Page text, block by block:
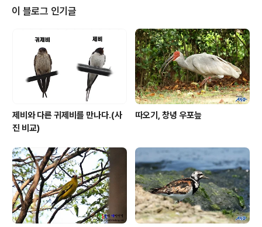
이 블로그 인기글
제비와 다른 귀제비를 만나다.(사
진 비교)
따오기, 창녕 우포늪